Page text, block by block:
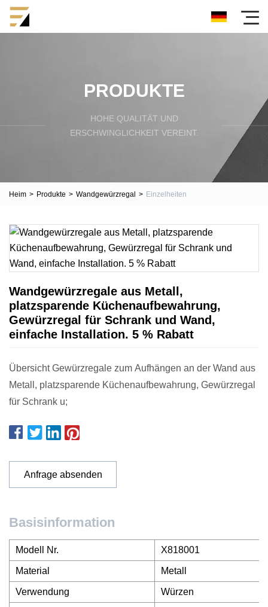
PRODUKTE
HOHE QUALITÄT UND
ERSCHWINGLICHKEIT VEREINT.
Heim > Produkte > Wandgewürzregal > Einzelheiten
Wandgewürzregale aus Metall,
platzsparende Küchenaufbewahrung,
Gewürzregal für Schrank und Wand,
einfache Installation. 5 % Rabatt
Übersicht Gewürzregale zum Aufhängen an der Wand aus
Metall, platzsparende Küchenaufbewahrung, Gewürzregal
für Schrank u;
Anfrage absenden
Basisinformation
Modell Nr. X818001
Material Metall
Verwendung Würzen